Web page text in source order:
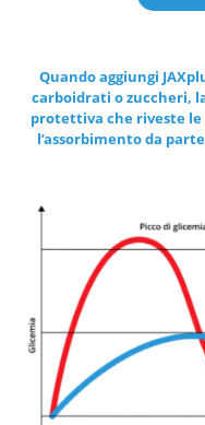
Quando aggiungi
carboidrati o zuccheri,
protettiva che riveste
l’assorbimento da